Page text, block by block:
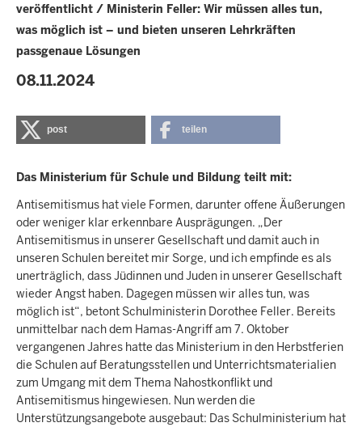
veröffentlicht / Ministerin Feller: Wir müssen alles tun,
was möglich ist – und bieten unseren Lehrkräften
passgenaue Lösungen
08.11.2024
post teilen
Das Ministerium für Schule und Bildung teilt mit:
Antisemitismus hat viele Formen, darunter offene Äußerungen
oder weniger klar erkennbare Ausprägungen. „Der
Antisemitismus in unserer Gesellschaft und damit auch in
unseren Schulen bereitet mir Sorge, und ich empfinde es als
unerträglich, dass Jüdinnen und Juden in unserer Gesellschaft
wieder Angst haben. Dagegen müssen wir alles tun, was
möglich ist“, betont Schulministerin Dorothee Feller. Bereits
unmittelbar nach dem Hamas-Angriff am 7. Oktober
vergangenen Jahres hatte das Ministerium in den Herbstferien
die Schulen auf Beratungsstellen und Unterrichtsmaterialien
zum Umgang mit dem Thema Nahostkonflikt und
Antisemitismus hingewiesen. Nun werden die
Unterstützungsangebote ausgebaut: Das Schulministerium hat